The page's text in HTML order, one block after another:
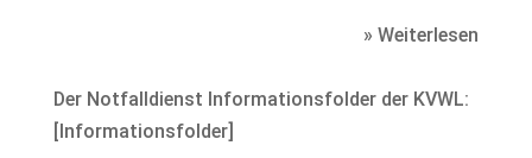
» Weiterlesen
Der Notfalldienst Informationsfolder der KVWL:
[Informationsfolder]